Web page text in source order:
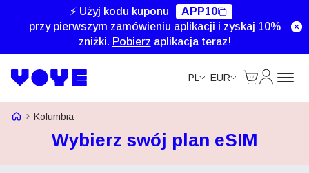
⚡ Użyj kodu kuponu
APP10
przy pierwszym zamówieniu aplikacji i zyskaj 10%
zniżki. Pobierz aplikacja teraz!
PL EUR
Strona główna Voye
Kolumbia
Wybierz swój plan eSIM